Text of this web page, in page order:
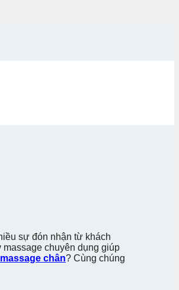
sự đón nhận từ khách
chuyên dụng giúp
chân? Cùng chúng